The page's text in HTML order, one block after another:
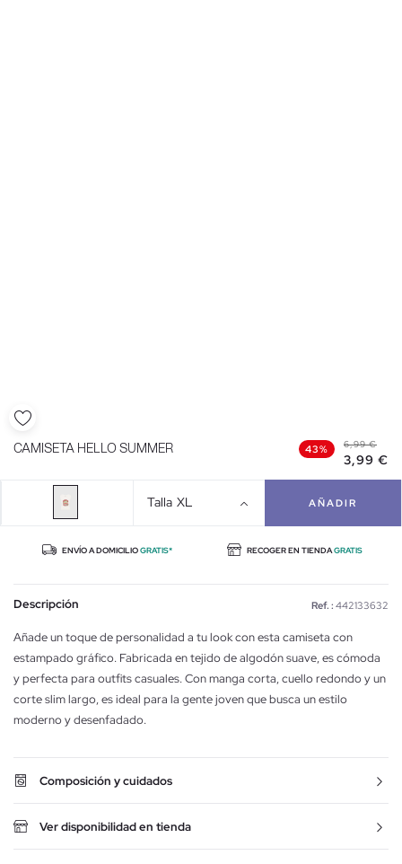
CAMISETA HELLO SUMMER 43% 6,99 €
3,99 €
Talla XL AÑADIR
ENVÍO A DOMICILIOGRATIS* RECOGER EN TIENDAGRATIS
Descripción Ref. : 442133632
Añade un toque de personalidad a tu look con esta camiseta con
estampado gráfico. Fabricada en tejido de algodón suave, es cómoda
y perfecta para outfits casuales. Con manga corta, cuello redondo y un
corte slim largo, es ideal para la gente joven que busca un estilo
moderno y desenfadado.
Composición y cuidados
Ver disponibilidad en tienda